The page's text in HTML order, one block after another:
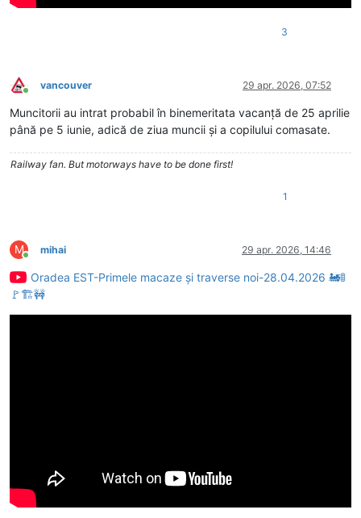
3
Conectat
vancouver 29 apr. 2026, 07:52
Muncitorii au intrat probabil în binemeritata vacanță de 25 aprilie
până pe 5 iunie, adică de ziua muncii și a copilului comasate.
Railway fan. But motorways have to be done first!
1
M
Conectat
mihai 29 apr. 2026, 14:46
Oradea EST-Primele macaze și traverse noi-28.04.2026 🚂🚦
🚩🏗🚧